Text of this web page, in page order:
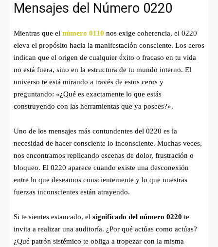
Mensajes del Número 0220
Mientras que el número 0110 nos exige coherencia, el 0220
eleva el propósito hacia la manifestación consciente. Los ceros
indican que el origen de cualquier éxito o fracaso en tu vida
no está fuera, sino en la estructura de tu mundo interno. El
universo te está mirando a través de estos ceros y
preguntando: «¿Qué es exactamente lo que estás
construyendo con las herramientas que ya posees?».
Uno de los mensajes más contundentes del 0220 es la
necesidad de hacer consciente lo inconsciente. Muchas veces,
nos encontramos replicando escenas de dolor, frustración o
bloqueo. El 0220 aparece cuando existe una desconexión
entre lo que deseamos conscientemente y lo que nuestras
fuerzas inconscientes están atrayendo.
Si te sientes estancado, el significado del número 0220 te
invita a realizar una auditoría. ¿Por qué actúas como actúas?
¿Qué patrón sistémico te obliga a tropezar con la misma